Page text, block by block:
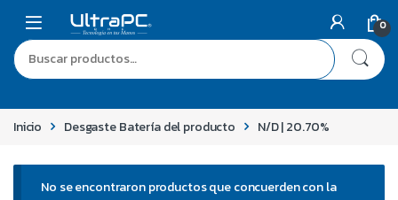
0
Inicio Desgaste Batería del producto N/D | 20.70%
No se encontraron productos que concuerden con la